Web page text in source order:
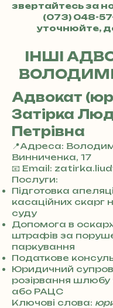
звертайтесь за
(073) 048-
уточнюйте,
ІНШІ
Адвокат
Затірка
Петрівна
📍Адреса:
Винниченка, 17
+
3
8
0
7
3
0
4
8
5
7
8
4
📧 Email:
Послуги:
Підготовка
касаційних скарг
суду
Допомога в
штрафів за
паркування
Податкове
Юридичний
розірвання шлюбу
або РАЦС
Ключові слова: